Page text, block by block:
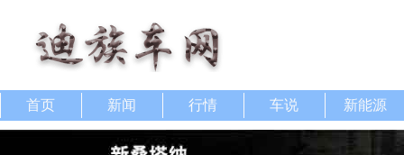
首页 新闻 行情 车说 新能源